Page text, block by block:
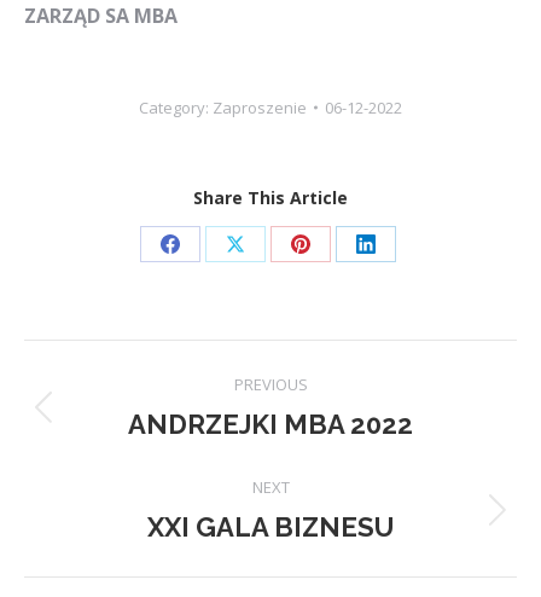
ZARZĄD SA MBA
Category: Zaproszenie 06-12-2022
Share This Article
Share Share Share Share
navigation
PREVIOUS
Previous
ANDRZEJKI MBA 2022
NEXT
Next
XXI GALA BIZNESU